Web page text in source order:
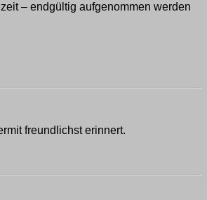
– endgültig aufgenommen werden
freundlichst erinnert.